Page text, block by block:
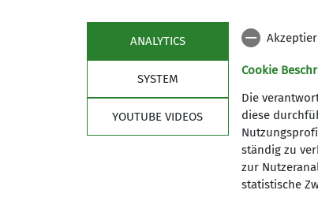
ANALYTICS
SYSTEM
YOUTUBE VIDEOS
Cookie
Die
diese
ständig zu
zur
statistische